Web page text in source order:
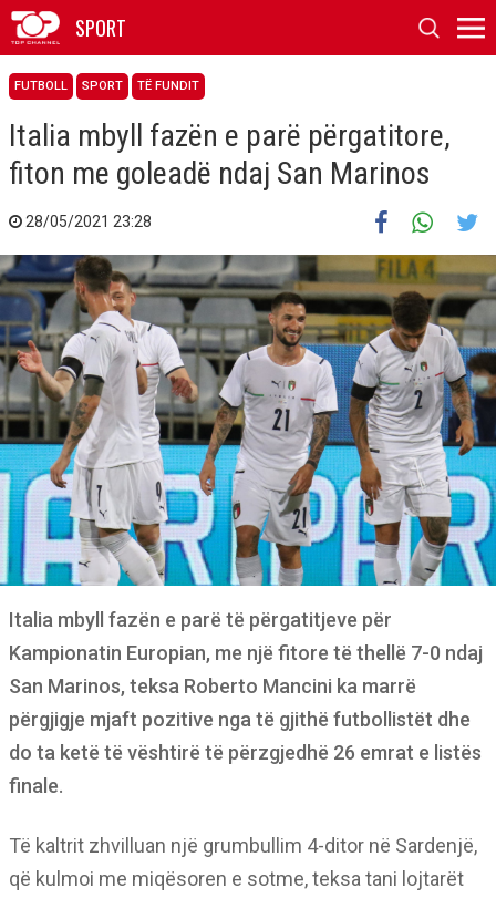
SPORT
FUTBOLL SPORT TË FUNDIT
Italia mbyll fazën e parë përgatitore,
fiton me goleadë ndaj San Marinos
28/05/2021 23:28
Italia mbyll fazën e parë të përgatitjeve për
Kampionatin Europian, me një fitore të thellë 7-0 ndaj
San Marinos, teksa Roberto Mancini ka marrë
përgjigje mjaft pozitive nga të gjithë futbollistët dhe
do ta ketë të vështirë të përzgjedhë 26 emrat e listës
finale.
Të kaltrit zhvilluan një grumbullim 4-ditor në Sardenjë,
që kulmoi me miqësoren e sotme, teksa tani lojtarët